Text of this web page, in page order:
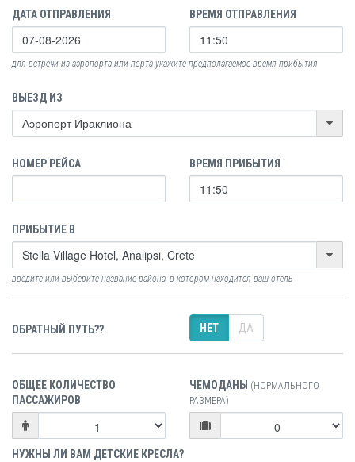
ДАТА ОТПРАВЛЕНИЯ ВРЕМЯ ОТПРАВЛЕНИЯ
для встречи из аэропорта или порта укажите предполагаемое время прибытия
ВЫЕЗД ИЗ
НОМЕР РЕЙСА ВРЕМЯ ПРИБЫТИЯ
ПРИБЫТИЕ В
введите или выберите название района, в котором находится ваш отель
ОБРАТНЫЙ ПУТЬ?? НЕТ ДА
ОБЩЕЕ КОЛИЧЕСТВО
ПАССАЖИРОВ
ЧЕМОДАНЫ (НОРМАЛЬНОГО
РАЗМЕРА)
НУЖНЫ ЛИ ВАМ ДЕТСКИЕ КРЕСЛА?